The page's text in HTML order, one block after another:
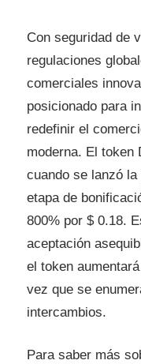
Con seguridad de
regulaciones
comerciales
posicionado para
redefinir el
moderna. El token
cuando se lanzó
etapa de
800% por $ 0.18.
aceptación
el token
vez que se
intercambios.
Para saber más